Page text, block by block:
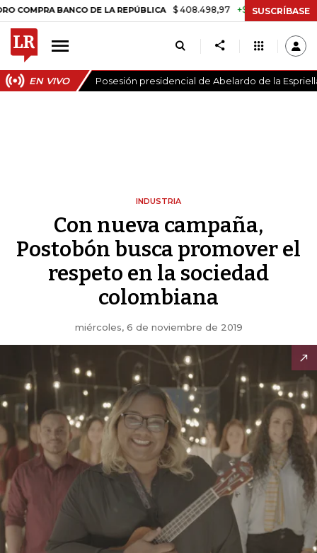
BANCO DE LA REPÚBLICA $ 408.498,97 +$ 8.753,81 +2,19%
SUSCRÍBASE
EN VIVO Posesión presidencial de Abelardo de la
INDUSTRIA
Con nueva campaña,
Postobón busca promover el
respeto en la sociedad
colombiana
miércoles, 6 de noviembre de 2019